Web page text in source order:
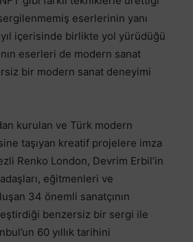
eserlerinin yanı
içerisinde birlikte yol yürüdüğü
eserleri de modern sanat
bir modern sanat deneyimi
kurulan ve Türk modern
taşıyan kreatif projelere imza
Renko London, Devrim Erbil’in
eğitmenleri ve
34 önemli sanatçının
benzersiz bir sergi ile
60 yıllık tarihini